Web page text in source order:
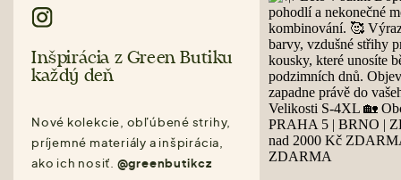
Inšpirácia z Green Butiku
každý deň
Nové kolekcie, obľúbené strihy,
príjemné materiály a inšpirácia,
ako ich nosiť. @greenbutikcz